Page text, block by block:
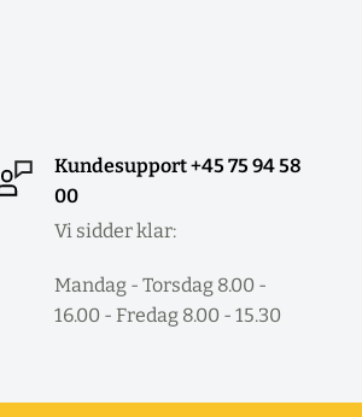
Kundesupport +45 75 94 58
00
Vi sidder klar:
Mandag - Torsdag 8.00 -
16.00 - Fredag 8.00 - 15.30